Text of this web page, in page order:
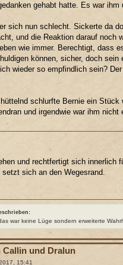
gehabt hatte. Es war ihm
sich nun schlecht. Sickerte da
und die Reaktion darauf noch
wie immer. Berechtigt, dass
können, sicher, doch
wieder so empfindlich sein?
schlurfte Bernie ein
und irgendwie war ihm
und rechtfertigt sich
sich an den Wegesrand.
war keine Lüge sondern erweiterte
Callin und Dralun
15:41